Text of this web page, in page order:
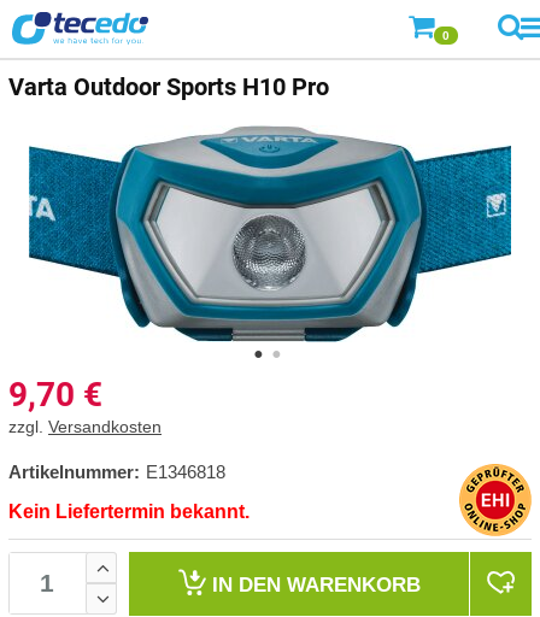
0
Varta Outdoor Sports H10 Pro
9,70 €
zzgl. Versandkosten
Artikelnummer: E1346818
Kein Liefertermin bekannt.
IN DEN WARENKORB